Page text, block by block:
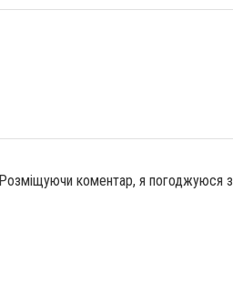
Розміщуючи коментар, я погоджуюся з